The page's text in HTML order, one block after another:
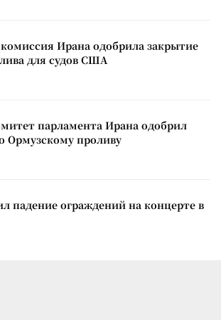
Ирана одобрила закрытие
для судов США
парламента Ирана одобрил
Ормузскому проливу
падение ограждений на концерте в